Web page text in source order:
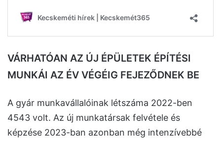
VÁRHATÓAN AZ ÚJ ÉPÜLETEK ÉPÍTÉSI
MUNKÁI AZ ÉV VÉGÉIG FEJEZŐDNEK BE
A gyár munkavállalóinak létszáma 2022-ben
4543 volt. Az új munkatársak felvétele és
képzése 2023-ban azonban még intenzívebbé